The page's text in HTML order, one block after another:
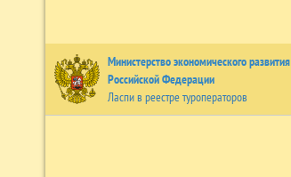
Министерство экономического развития
Российской Федерации
Ласпи в реестре туроператоров